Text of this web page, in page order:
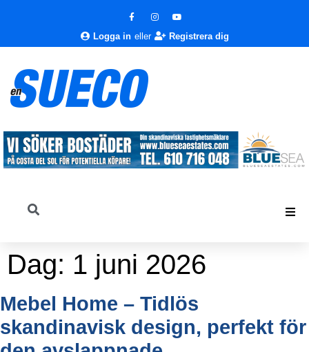
Logga in eller Registrera dig
Dag: 1 juni 2026
Mebel Home – Tidlös
skandinavisk design, perfekt för